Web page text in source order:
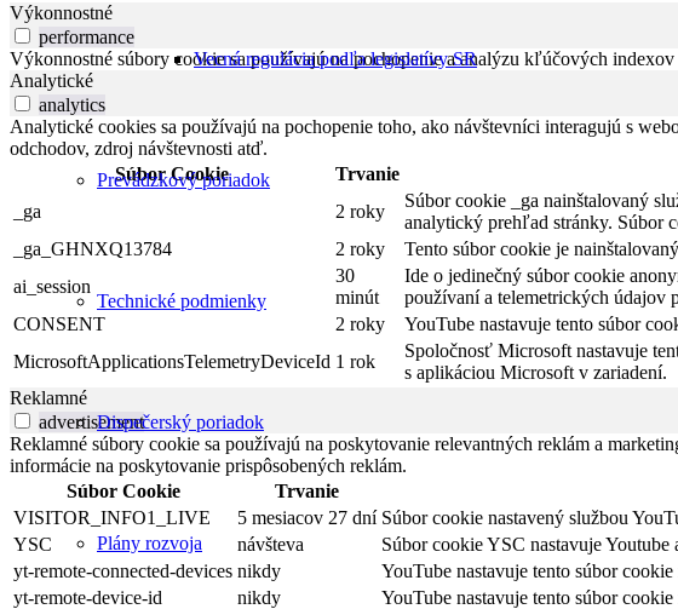
Vecná regulácia podľa legislatívy SR
Prevádzkový poriadok
Technické podmienky
Dispečerský poriadok
Plány rozvoja
Výkonnostné
performance
Výkonnostné súbory cookie sa používajú na pochopenie a analýzu kľúčových
Analytické
analytics
Analytické cookies sa používajú na pochopenie toho, ako návštevníci interagujú s
odchodov, zdroj návštevnosti atď.
Súbor Cookie
Trvanie
_ga
2 roky
Súbor cookie _ga nainštalovaný
analytický prehľad stránky. Súbor
_ga_GHNXQ13784
2 roky
Tento súbor cookie je
ai_session
30
minút
Ide o jedinečný súbor cookie
používaní a telemetrických údajov
CONSENT
2 roky
YouTube nastavuje tento súbor
MicrosoftApplicationsTelemetryDeviceId 1 rok
Spoločnosť Microsoft nastavuje
s aplikáciou Microsoft v zariadení.
Reklamné
advertisement
Reklamné súbory cookie sa používajú na poskytovanie relevantných reklám a
informácie na poskytovanie prispôsobených reklám.
Súbor Cookie
Trvanie
VISITOR_INFO1_LIVE
5 mesiacov 27 dní Súbor cookie nastavený službou
YSC
návšteva
Súbor cookie YSC nastavuje
yt-remote-connected-devices nikdy
YouTube nastavuje tento súbor
yt-remote-device-id
nikdy YouTube nastavuje tento súbor